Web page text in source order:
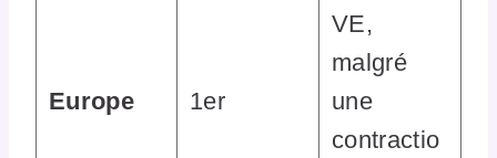
Europe 1er
VE,
malgré
une
contractio